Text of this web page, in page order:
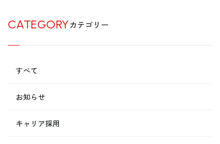
CATEGORYカテゴリー
すべて
お知らせ
キャリア採用